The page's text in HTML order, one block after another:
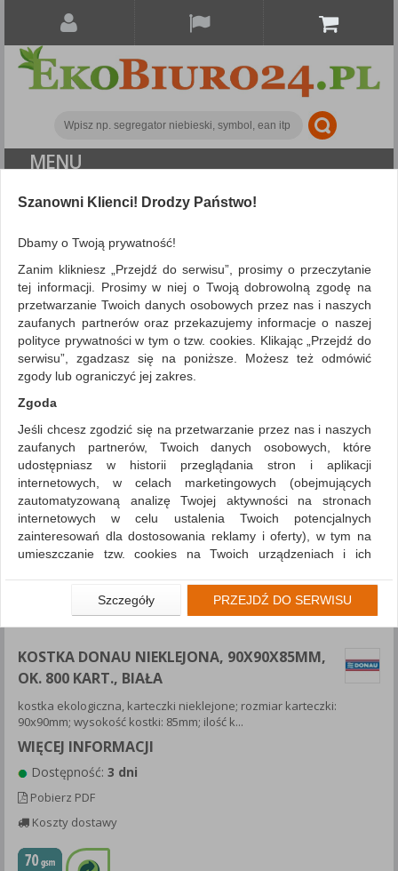
MENU
Papier i etykiety Kostki
Kostka DONAU
KOSTKA DONAU NIEKLEJONA, 90X90X85MM,
OK. 800 KART., BIAŁA
kostka ekologiczna, karteczki nieklejone; rozmiar karteczki:
90x90mm; wysokość kostki: 85mm; ilość k...
WIĘCEJ INFORMACJI
Dostępność: 3 dni
Pobierz PDF
Koszty dostawy
Szanowni Klienci! Drodzy Państwo!
Dbamy o Twoją prywatność!
Zanim klikniesz „Przejdź do serwisu”, prosimy o przeczytanie
tej informacji. Prosimy w niej o Twoją dobrowolną zgodę na
przetwarzanie Twoich danych osobowych przez nas i naszych
zaufanych partnerów oraz przekazujemy informacje o naszej
polityce prywatności w tym o tzw. cookies. Klikając „Przejdź do
serwisu”, zgadzasz się na poniższe. Możesz też odmówić
zgody lub ograniczyć jej zakres.
Zgoda
Jeśli chcesz zgodzić się na przetwarzanie przez nas i naszych
zaufanych partnerów, Twoich danych osobowych, które
udostępniasz w historii przeglądania stron i aplikacji
internetowych, w celach marketingowych (obejmujących
zautomatyzowaną analizę Twojej aktywności na stronach
internetowych w celu ustalenia Twoich potencjalnych
zainteresowań dla dostosowania reklamy i oferty), w tym na
umieszczanie tzw. cookies na Twoich urządzeniach i ich
Jeśli nie chcesz wyrazić zgody lub ograniczyć jej zakres, kliknij
„Szczegóły”, gdzie znajdziesz wszelkie informacje o tym jak to
naszą polityką prywatności obowiązującą od 25 maja 2018.
W przypadku użytkowników zalogowanych, aby umożliwić
prawidłowe działanie naszej strony www, a w szczególności
np. wysłanie potwierdzenia zamówienia na Państwa email lub
wyświetlenie Państwu prawidłowych informacji o promocjach
czy cenach indywidualnych, ważna jest Państwa wcześniejsza
zgoda której udzieliliście podczas zakładania konta.
momencie wycofać.
Polityka prywatności (rozwiń)
Szczegóły PRZEJDŹ DO SERWISU